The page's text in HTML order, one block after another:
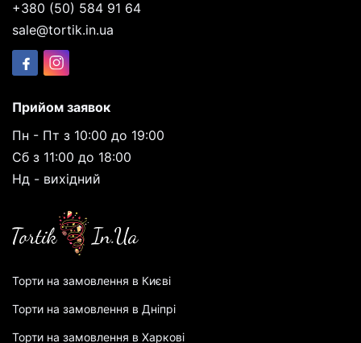
+380 (50) 584 91 64
sale@tortik.in.ua
Прийом заявок
Пн - Пт з 10:00 до 19:00
Сб з 11:00 до 18:00
Нд - вихідний
Торти на замовлення в Києві
Торти на замовлення в Дніпрі
Торти на замовлення в Харкові